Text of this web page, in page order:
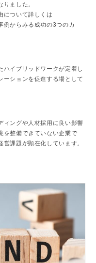
ました。
について詳しくは
例からみる成功の3つのカ
ハイブリッドワークが定着し
ーションを促進する場として
ィングや人材採用に良い影響
を整備できていない企業で
課題が顕在化しています。